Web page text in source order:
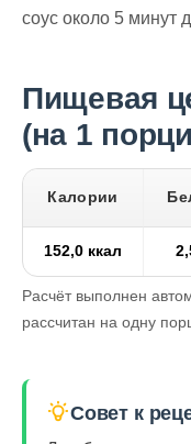
соус около 5 минут
Пищевая
(на 1
Калории
152,0 ккал
Расчёт выполнен
рассчитан на одну
Совет к